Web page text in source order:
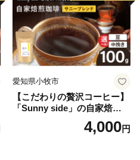
愛知県小牧市
【こだわりの贅沢コーヒー】
「Sunny side」の自家焙煎珈
琲サニーブレンド（100g）
4,000円